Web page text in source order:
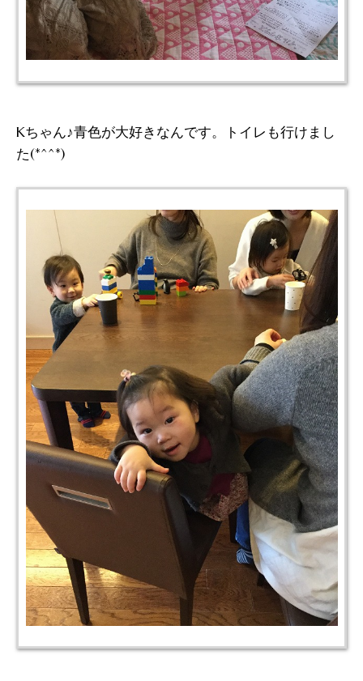
Kちゃん♪青色が大好きなんです。トイレも行けまし
た(*^^*)